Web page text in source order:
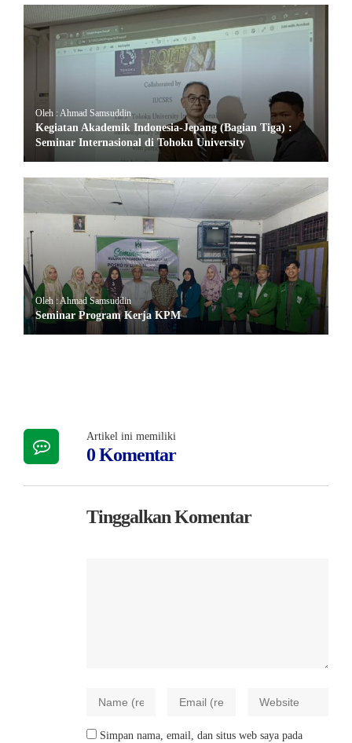
Oleh : Ahmad Samsuddin
Kegiatan Akademik Indonesia-Jepang (Bagian Tiga) :
Seminar Internasional di Tohoku University
Oleh : Ahmad Samsuddin
Seminar Program Kerja KPM
Artikel ini memiliki
0 Komentar
Tinggalkan Komentar
Simpan nama, email, dan situs web saya pada